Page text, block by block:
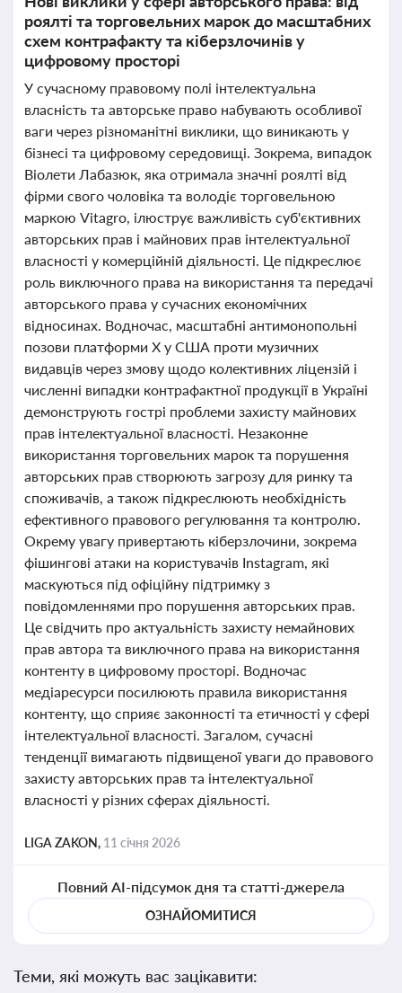
роялті та торговельних марок до масштабних
схем контрафакту та кіберзлочинів у
цифровому просторі
У сучасному правовому полі інтелектуальна
власність та авторське право набувають особливої
ваги через різноманітні виклики, що виникають у
бізнесі та цифровому середовищі. Зокрема, випадок
Віолети Лабазюк, яка отримала значні роялті від
фірми свого чоловіка та володіє торговельною
маркою Vitagro, ілюструє важливість суб'єктивних
авторських прав і майнових прав інтелектуальної
власності у комерційній діяльності. Це підкреслює
роль виключного права на використання та передачі
авторського права у сучасних економічних
відносинах. Водночас, масштабні антимонопольні
позови платформи X у США проти музичних
видавців через змову щодо колективних ліцензій і
численні випадки контрафактної продукції в Україні
демонструють гострі проблеми захисту майнових
прав інтелектуальної власності. Незаконне
використання торговельних марок та порушення
авторських прав створюють загрозу для ринку та
споживачів, а також підкреслюють необхідність
ефективного правового регулювання та контролю.
Окрему увагу привертають кіберзлочини, зокрема
фішингові атаки на користувачів Instagram, які
маскуються під офіційну підтримку з
повідомленнями про порушення авторських прав.
Це свідчить про актуальність захисту немайнових
прав автора та виключного права на використання
контенту в цифровому просторі. Водночас
медіаресурси посилюють правила використання
контенту, що сприяє законності та етичності у сфері
інтелектуальної власності. Загалом, сучасні
тенденції вимагають підвищеної уваги до правового
захисту авторських прав та інтелектуальної
власності у різних сферах діяльності.
LIGA ZAKON, 11 січня 2026
Повний AI-підсумок дня та статті-джерела
ОЗНАЙОМИТИСЯ
Теми, які можуть вас зацікавити: